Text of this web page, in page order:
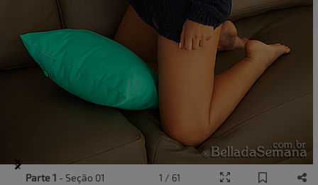
Item Parte 1 - Seção 01 1 / 61